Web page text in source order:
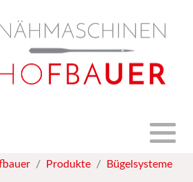
Produkte
Bügelsysteme